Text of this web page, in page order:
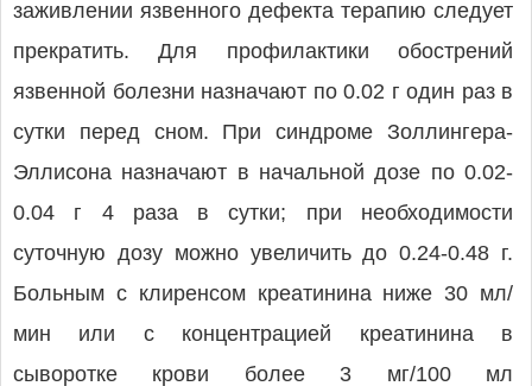
заживлении язвенного дефекта терапию следует
прекратить. Для профилактики обострений
язвенной болезни назначают по 0.02 г один раз в
сутки перед сном. При синдроме Золлингера-
Эллисона назначают в начальной дозе по 0.02-
0.04 г 4 раза в сутки; при необходимости
суточную дозу можно увеличить до 0.24-0.48 г.
Больным с клиренсом креатинина ниже 30 мл/
мин или с концентрацией креатинина в
сыворотке крови более 3 мг/100 мл